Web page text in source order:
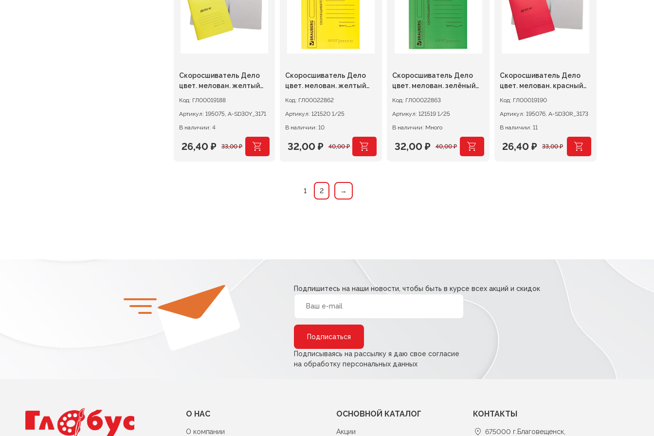
Скоросшиватель Дело
цвет. мелован. желтый
Код: ГЛ00019188
Артикул: 195075, A-SD30Y_3171
В наличии: 4
33,00₽
Первоначальная
26,40 ₽
Текущая
Скоросшиватель Дело
цвет. мелован. желтый
Код: ГЛ00022862
Артикул:
121520 1/25
В наличии: 10
40,00₽
Первоначальная
составляла
40,00 ₽.
32,00 ₽
Текущая
32,00 ₽.
Скоросшиватель Дело
цвет. мелован. зелёный
Код: ГЛ00022863
Артикул:
121519 1/25
В наличии: Много
40,00₽
Первоначальная
32,00 ₽
Текущая
Скоросшиватель Дело
цвет. мелован. красный
Код: ГЛ00019190
Артикул: 195076, A-SD30R_3173
В наличии: 11
33,00₽
Первоначальная
26,40 ₽
Текущая
1 2 →
Подпишитесь на наши новости, чтобы быть в курсе всех акций и скидок
Подписываясь на рассылку я даю свое согласие
на обработку персональных данных
О НАС
О компании
ОСНОВНОЙ КАТАЛОГ
Акции
КОНТАКТЫ
675000 г.Благовещенск,